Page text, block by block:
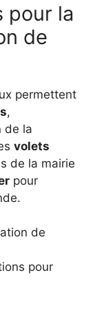
pour la
de
permettent
,
de la
volets
de la mairie
pour
de
pour